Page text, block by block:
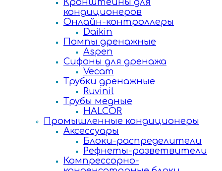
Кронштейны для
кондиционеров
Онлайн-контроллеры
Daikin
Помпы дренажные
Aspen
Сифоны для дренажа
Vecam
Трубки дренажные
Ruvinil
Трубы медные
HALCOR
Промышленные кондиционеры
Аксессуары
Блоки-распределители
Рефнеты-разветвители
Компрессорно-